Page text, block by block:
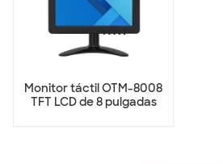
Monitor táctil OTM-8008
TFT LCD de 8 pulgadas